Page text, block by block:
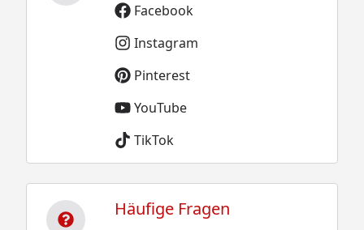
Facebook
Instagram
Pinterest
YouTube
TikTok
Häufige Fragen